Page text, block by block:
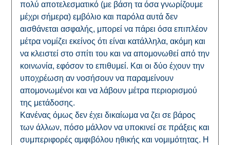
πολύ αποτελεσματικό (με βάση τα όσα γνωρίζουμε
μέχρι σήμερα) εμβόλιο και παρόλα αυτά δεν
αισθάνεται ασφαλής, μπορεί να πάρει όσα επιπλέον
μέτρα νομίζει εκείνος ότι είναι κατάλληλα, ακόμη και
να κλειστεί στο σπίτι του και να απομονωθεί από την
κοινωνία, εφόσον το επιθυμεί. Και οι δύο έχουν την
υποχρέωση αν νοσήσουν να παραμείνουν
απομονωμένοι και να λάβουν μέτρα περιορισμού
της μετάδοσης.
Κανένας όμως δεν έχει δικαίωμα να ζει σε βάρος
των άλλων, πόσο μάλλον να υποκινεί σε πράξεις και
συμπεριφορές αμφιβόλου ηθικής και νομιμότητας. Η